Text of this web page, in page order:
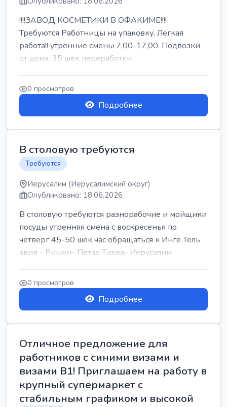
!!!!ЗАВОД КОСМЕТИКИ В ОФАКИМЕ!!!!
Требуются Работницы на упаковку. Легкая
работа!! утренние смены 7,00-17,00. Подвозки
от дома. 35 шек переработки
0 просмотров
Подробнее
В столовую требуются
Требуются
Иерусалим (Иерусалимский округ)
Опубликовано: 18.06.2026
В столовую требуются разнорабочие и мойщики
посуды утренняя смена с воскресенья по
четверг 45-50 шек час обращаться к Инге Тель
авив - Ришон- Петах Тиква- Иерусалим
0 просмотров
Подробнее
Отличное предложение для
работников с синими визами и
визами B1! Приглашаем на работу в
крупный супермаркет с
стабильным графиком и высокой